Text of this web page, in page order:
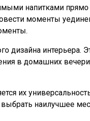
напитками
моменты
дизайна
в домашних
их
наилучшее